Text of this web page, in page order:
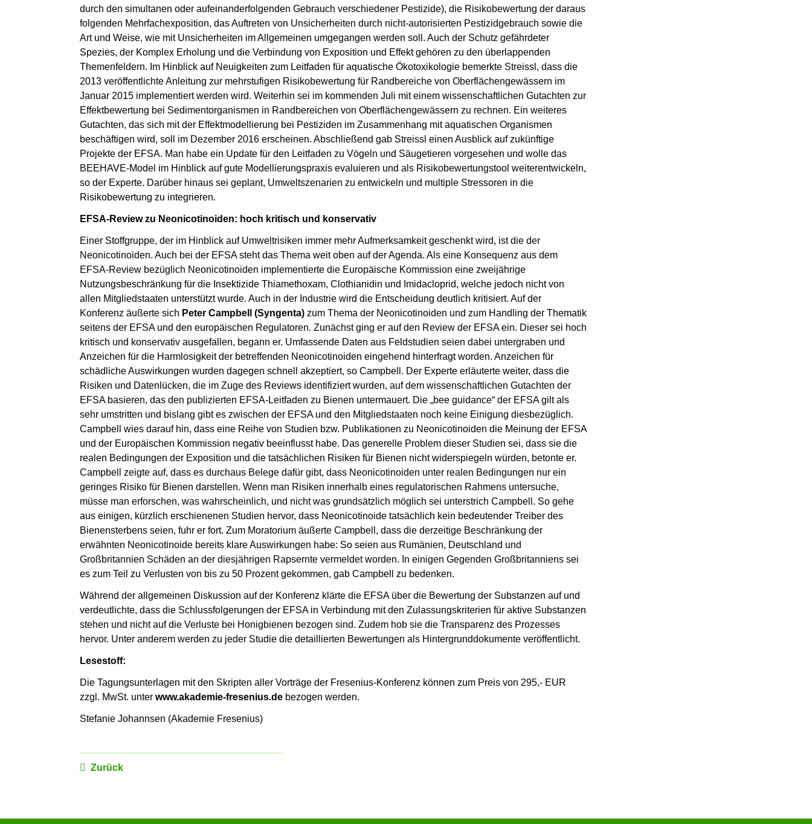
durch den simultanen oder aufeinanderfolgenden Gebrauch verschiedener Pestizide), die Risikobewertung der daraus
folgenden Mehrfachexposition, das Auftreten von Unsicherheiten durch nicht-autorisierten Pestizidgebrauch sowie die
Art und Weise, wie mit Unsicherheiten im Allgemeinen umgegangen werden soll. Auch der Schutz gefährdeter
Spezies, der Komplex Erholung und die Verbindung von Exposition und Effekt gehören zu den überlappenden
Themenfeldern. Im Hinblick auf Neuigkeiten zum Leitfaden für aquatische Ökotoxikologie bemerkte Streissl, dass die
2013 veröffentlichte Anleitung zur mehrstufigen Risikobewertung für Randbereiche von Oberflächengewässern im
Januar 2015 implementiert werden wird. Weiterhin sei im kommenden Juli mit einem wissenschaftlichen Gutachten zur
Effektbewertung bei Sedimentorganismen in Randbereichen von Oberflächengewässern zu rechnen. Ein weiteres
Gutachten, das sich mit der Effektmodellierung bei Pestiziden im Zusammenhang mit aquatischen Organismen
beschäftigen wird, soll im Dezember 2016 erscheinen. Abschließend gab Streissl einen Ausblick auf zukünftige
Projekte der EFSA. Man habe ein Update für den Leitfaden zu Vögeln und Säugetieren vorgesehen und wolle das
BEEHAVE-Model im Hinblick auf gute Modellierungspraxis evaluieren und als Risikobewertungstool weiterentwickeln,
so der Experte. Darüber hinaus sei geplant, Umweltszenarien zu entwickeln und multiple Stressoren in die
Risikobewertung zu integrieren.
EFSA-Review zu Neonicotinoiden: hoch kritisch und konservativ
Einer Stoffgruppe, der im Hinblick auf Umweltrisiken immer mehr Aufmerksamkeit geschenkt wird, ist die der
Neonicotinoiden. Auch bei der EFSA steht das Thema weit oben auf der Agenda. Als eine Konsequenz aus dem
EFSA-Review bezüglich Neonicotinoiden implementierte die Europäische Kommission eine zweijährige
Nutzungsbeschränkung für die Insektizide Thiamethoxam, Clothianidin und Imidacloprid, welche jedoch nicht von
allen Mitgliedstaaten unterstützt wurde. Auch in der Industrie wird die Entscheidung deutlich kritisiert. Auf der
Konferenz äußerte sich Peter Campbell (Syngenta) zum Thema der Neonicotinoiden und zum Handling der Thematik
seitens der EFSA und den europäischen Regulatoren. Zunächst ging er auf den Review der EFSA ein. Dieser sei hoch
kritisch und konservativ ausgefallen, begann er. Umfassende Daten aus Feldstudien seien dabei untergraben und
Anzeichen für die Harmlosigkeit der betreffenden Neonicotinoiden eingehend hinterfragt worden. Anzeichen für
schädliche Auswirkungen wurden dagegen schnell akzeptiert, so Campbell. Der Experte erläuterte weiter, dass die
Risiken und Datenlücken, die im Zuge des Reviews identifiziert wurden, auf dem wissenschaftlichen Gutachten der
EFSA basieren, das den publizierten EFSA-Leitfaden zu Bienen untermauert. Die „bee guidance“ der EFSA gilt als
sehr umstritten und bislang gibt es zwischen der EFSA und den Mitgliedstaaten noch keine Einigung diesbezüglich.
Campbell wies darauf hin, dass eine Reihe von Studien bzw. Publikationen zu Neonicotinoiden die Meinung der EFSA
und der Europäischen Kommission negativ beeinflusst habe. Das generelle Problem dieser Studien sei, dass sie die
realen Bedingungen der Exposition und die tatsächlichen Risiken für Bienen nicht widerspiegeln würden, betonte er.
Campbell zeigte auf, dass es durchaus Belege dafür gibt, dass Neonicotinoiden unter realen Bedingungen nur ein
geringes Risiko für Bienen darstellen. Wenn man Risiken innerhalb eines regulatorischen Rahmens untersuche,
müsse man erforschen, was wahrscheinlich, und nicht was grundsätzlich möglich sei unterstrich Campbell. So gehe
aus einigen, kürzlich erschienenen Studien hervor, dass Neonicotinoide tatsächlich kein bedeutender Treiber des
Bienensterbens seien, fuhr er fort. Zum Moratorium äußerte Campbell, dass die derzeitige Beschränkung der
erwähnten Neonicotinoide bereits klare Auswirkungen habe: So seien aus Rumänien, Deutschland und
Großbritannien Schäden an der diesjährigen Rapsernte vermeldet worden. In einigen Gegenden Großbritanniens sei
es zum Teil zu Verlusten von bis zu 50 Prozent gekommen, gab Campbell zu bedenken.
Während der allgemeinen Diskussion auf der Konferenz klärte die EFSA über die Bewertung der Substanzen auf und
verdeutlichte, dass die Schlussfolgerungen der EFSA in Verbindung mit den Zulassungskriterien für aktive Substanzen
stehen und nicht auf die Verluste bei Honigbienen bezogen sind. Zudem hob sie die Transparenz des Prozesses
hervor. Unter anderem werden zu jeder Studie die detaillierten Bewertungen als Hintergrunddokumente veröffentlicht.
Lesestoff:
Die Tagungsunterlagen mit den Skripten aller Vorträge der Fresenius-Konferenz können zum Preis von 295,- EUR
zzgl. MwSt. unter www.akademie-fresenius.de bezogen werden.
Stefanie Johannsen (Akademie Fresenius)
Zurück